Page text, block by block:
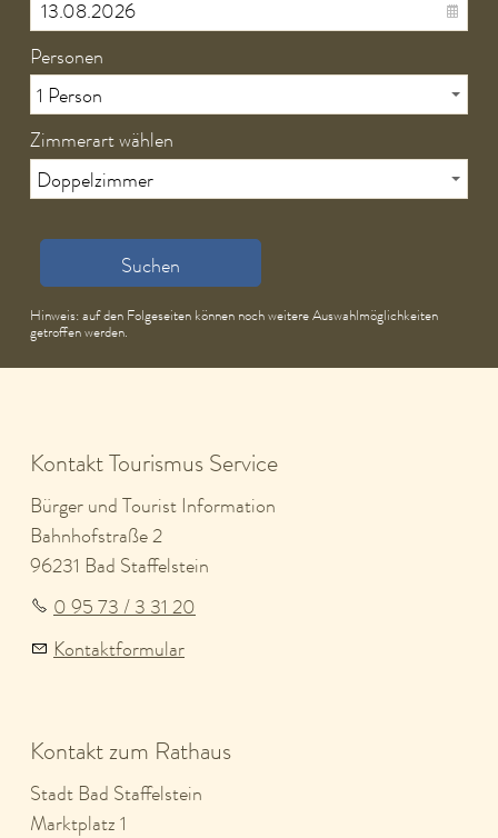
Personen
Zimmerart wählen
Suchen
Hinweis: auf den Folgeseiten können noch weitere Auswahlmöglichkeiten
getroffen werden.
Kontakt Tourismus Service
Bürger und Tourist Information
Bahnhofstraße 2
96231 Bad Staffelstein
0 95 73 / 3 31 20
Kontaktformular
Kontakt zum Rathaus
Stadt Bad Staffelstein
Marktplatz 1